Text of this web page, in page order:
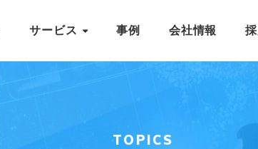
サービス 事例 会社情報
TOPICS